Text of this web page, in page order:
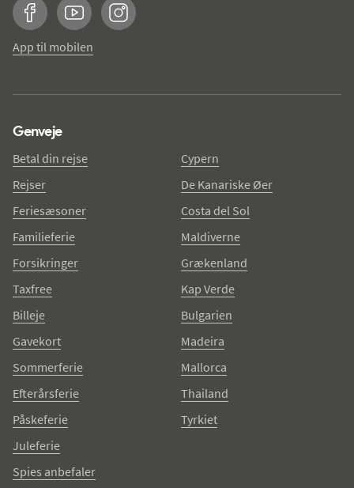
FacebookYouTubeInstagram
App til mobilen
Genveje
Betal din rejse
Rejser
Feriesæsoner
Familieferie
Forsikringer
Taxfree
Billeje
Gavekort
Sommerferie
Efterårsferie
Påskeferie
Juleferie
Spies anbefaler
Cypern
De Kanariske Øer
Costa del Sol
Maldiverne
Grækenland
Kap Verde
Bulgarien
Madeira
Mallorca
Thailand
Tyrkiet